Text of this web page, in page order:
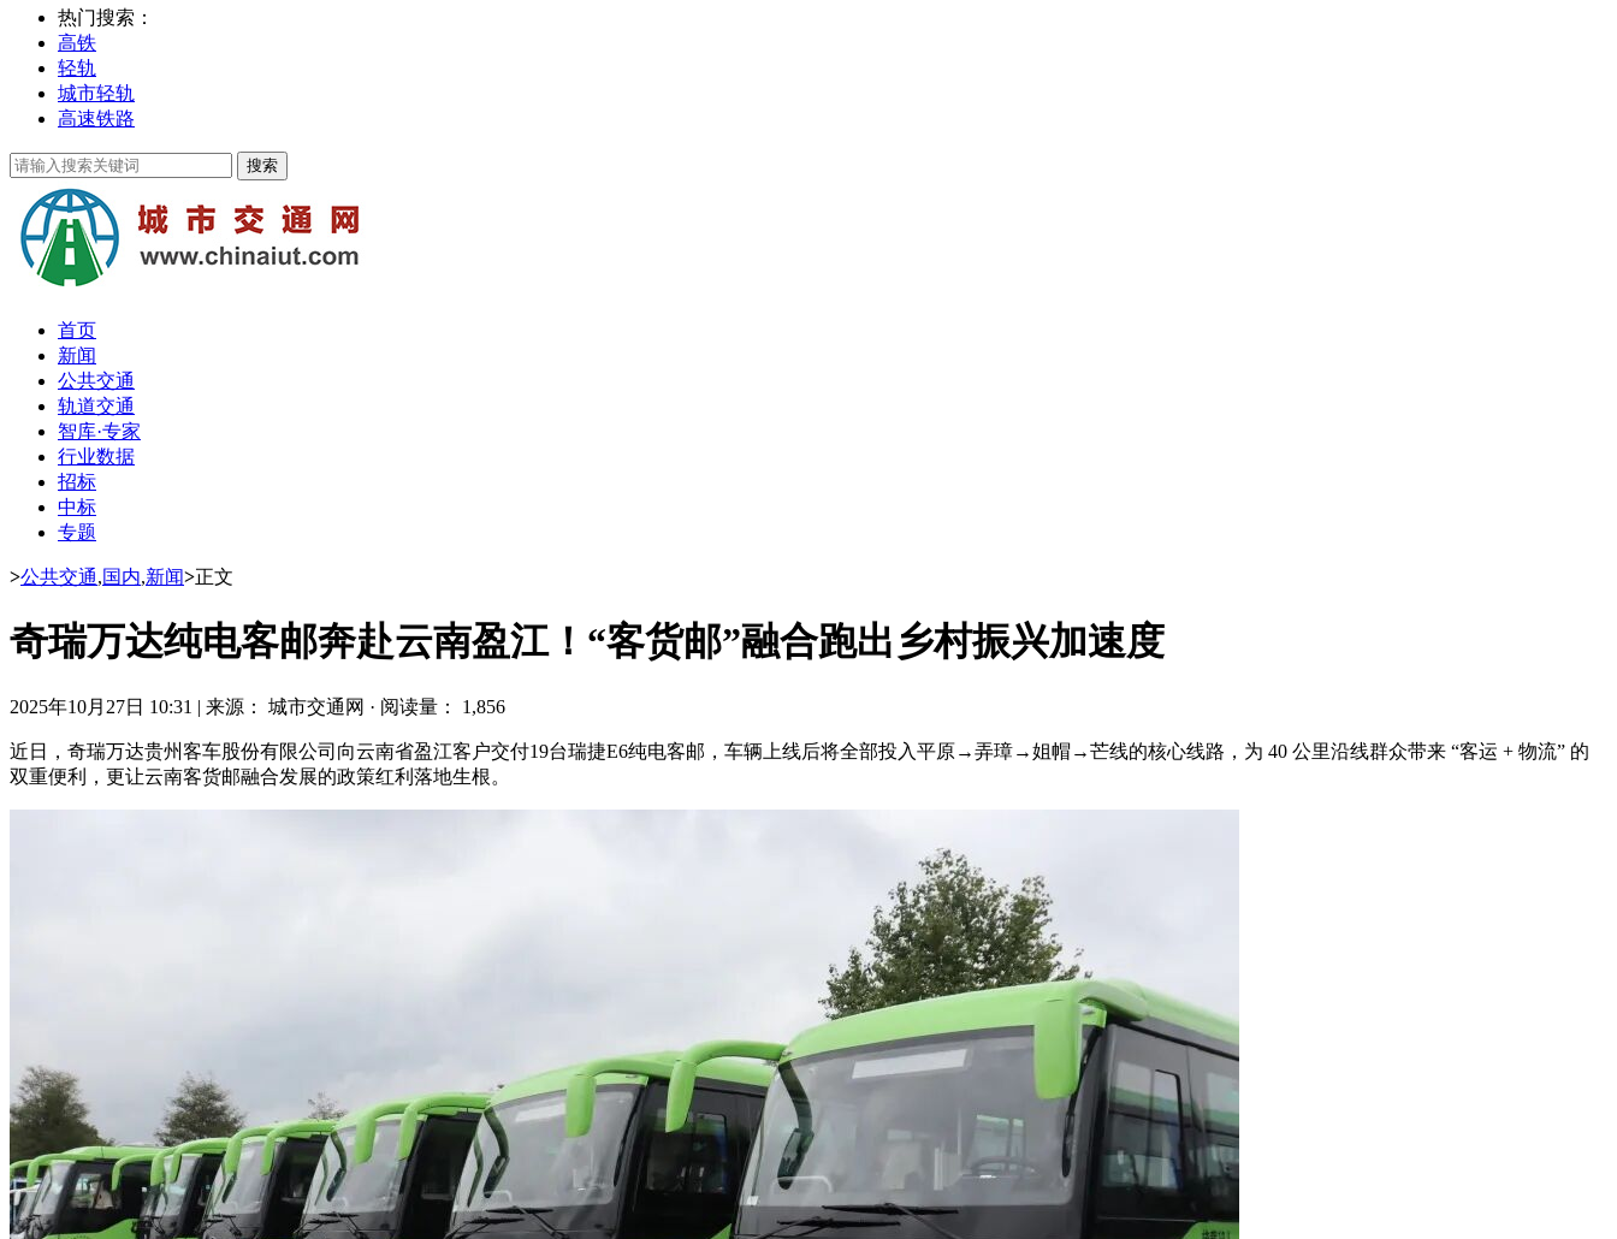
热门搜索：
高铁
轻轨
城市轻轨
高速铁路
首页
新闻
公共交通
轨道交通
智库·专家
行业数据
招标
中标
专题
>公共交通,国内,新闻>正文
奇瑞万达纯电客邮奔赴云南盈江！“客货邮”融合跑出乡村振兴加速度
2025年10月27日 10:31 | 来源： 城市交通网 · 阅读量： 1,856
近日，奇瑞万达贵州客车股份有限公司向云南省盈江客户交付19台瑞捷E6纯电客邮，车辆上线后将全部投入平原→弄璋→姐帽→芒线的核心线路，为 40 公里沿线群众带来 “客运 + 物流” 的
双重便利，更让云南客货邮融合发展的政策红利落地生根。